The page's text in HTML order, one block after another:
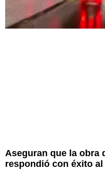
Aseguran que la obra
respondió con éxito